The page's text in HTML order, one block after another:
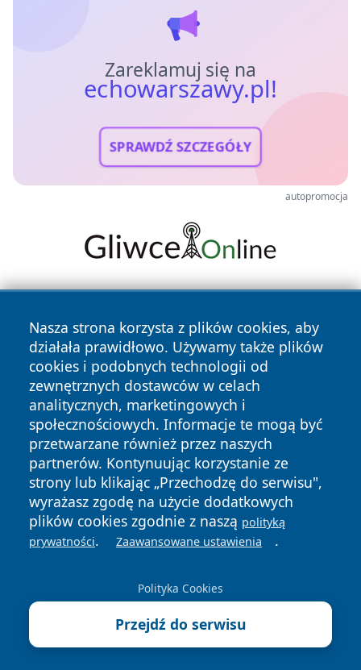
Zareklamuj się na
echowarszawy.pl!
SPRAWDŹ SZCZEGÓŁY
autopromocja
Nasza strona korzysta z plików cookies, aby
działała prawidłowo. Używamy także plików
cookies i podobnych technologii od
zewnętrznych dostawców w celach
analitycznych, marketingowych i
społecznościowych. Informacje te mogą być
przetwarzane również przez naszych
partnerów. Kontynuując korzystanie ze
strony lub klikając „Przechodzę do serwisu",
wyrażasz zgodę na użycie dodatkowych
plików cookies zgodnie z naszą polityką
prywatności. Zaawansowane ustawienia .
Polityka Cookies
Przejdź do serwisu
Copyright © 2026 echowarszawy.pl Wszystkie prawa
zastrzeżone.
News Autorzy
Polityka
Prywatności
Polityka
Cookies